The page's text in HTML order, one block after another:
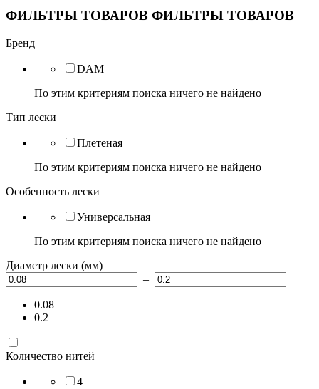
ФИЛЬТРЫ ТОВАРОВ ФИЛЬТРЫ ТОВАРОВ
Бренд
DAM
По этим критериям поиска ничего не найдено
Тип лески
Плетеная
По этим критериям поиска ничего не найдено
Особенность лески
Универсальная
По этим критериям поиска ничего не найдено
Диаметр лески (мм)
–
0.08
0.2
Количество нитей
4